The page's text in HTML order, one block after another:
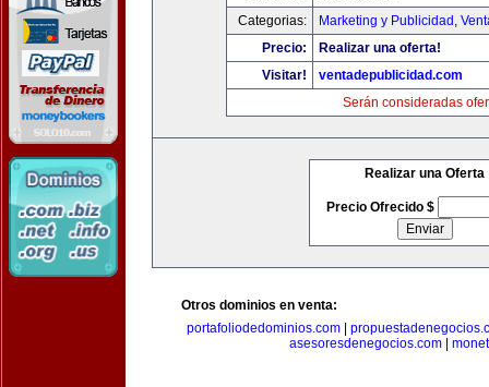
Categorias:
Marketing y Publicidad ,
Precio:
Realizar una oferta!
Visitar!
ventadepublicidad.com
Serán consideradas
Realizar una Oferta
Precio Ofrecido $
Otros dominios en venta:
portafoliodedominios.com|
asesoresdenegocios.com